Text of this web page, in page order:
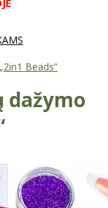
Beads“
dažymo